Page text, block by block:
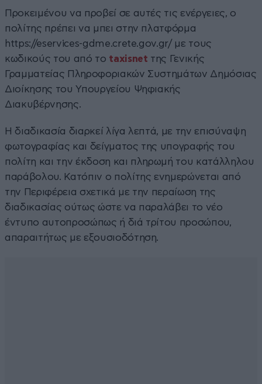
Προκειμένου να προβεί σε αυτές τις ενέργειες, ο
πολίτης πρέπει να μπει στην πλατφόρμα
https://eservices-gdme.crete.gov.gr/ με τους
κωδικούς του από το taxisnet της Γενικής
Γραμματείας Πληροφοριακών Συστημάτων Δημόσιας
Διοίκησης του Υπουργείου Ψηφιακής
Διακυβέρνησης.
H διαδικασία διαρκεί λίγα λεπτά, με την επισύναψη
φωτογραφίας και δείγματος της υπογραφής του
πολίτη και την έκδοση και πληρωμή του κατάλληλου
παράβολου. Κατόπιν ο πολίτης ενημερώνεται από
την Περιφέρεια σχετικά με την περαίωση της
διαδικασίας ούτως ώστε να παραλάβει το νέο
έντυπο αυτοπροσώπως ή διά τρίτου προσώπου,
απαραιτήτως με εξουσιοδότηση.